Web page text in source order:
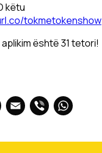
këtu
tokmetokenshow
është 31 tetori!
LinkedIn
Email
Viber